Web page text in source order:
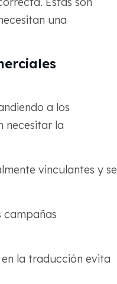
una
a los
necesitar la
vinculantes y se
campañas
la traducción evita